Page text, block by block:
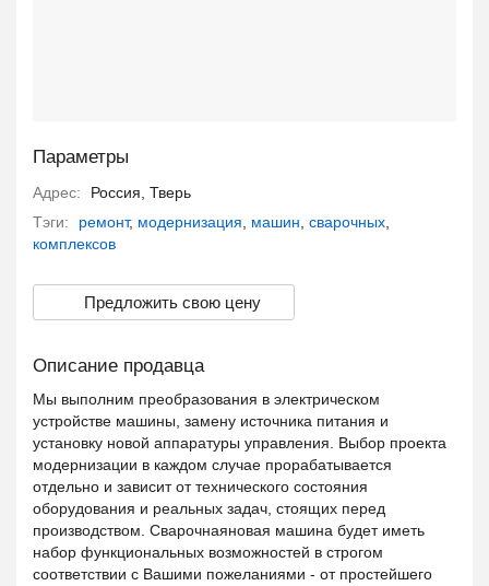
Параметры
Адрес:
Россия, Тверь
Тэги:
ремонт, модернизация машин сварочных
комплексов
Предложить свою цену
Описание продавца
Мы выполним преобразования в электрическом
устройстве машины, замену источника питания и
установку новой аппаратуры управления. Выбор проекта
модернизации в каждом случае прорабатывается
отдельно и зависит от технического состояния
оборудования и реальных задач, стоящих перед
производством. Сварочнаяновая машина будет иметь
набор функциональных возможностей в строгом
соответствии с Вашими пожеланиями - от простейшего